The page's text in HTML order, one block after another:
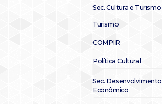
Sec. Cultura e Turismo
Turismo
COMPIR
Política Cultural
Sec. Desenvolvimento
Econômico